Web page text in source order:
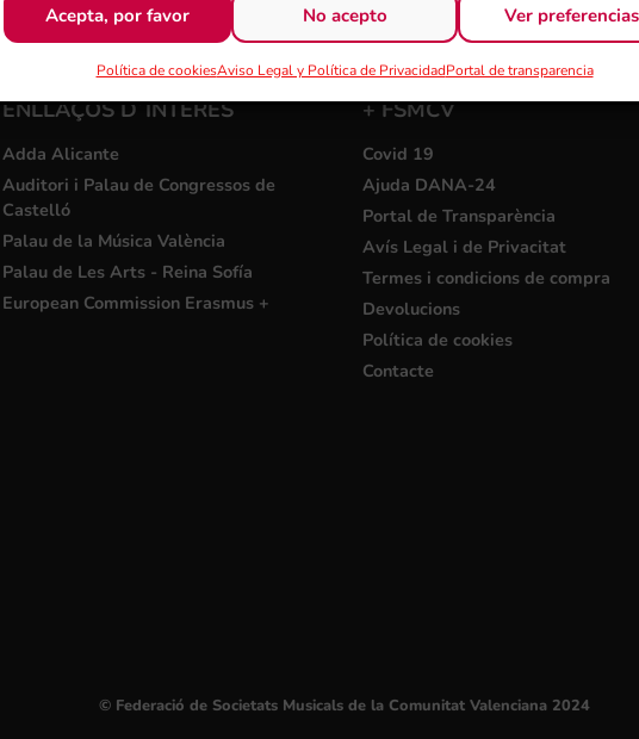
Acepta, por favor No acepto Ver preferencias
Política de cookiesAviso Legal y Política de PrivacidadPortal de transparencia
ENLLAÇOS D´INTERÉS
Adda Alicante
Auditori i Palau de Congressos de
Castelló
Palau de la Música València
Palau de Les Arts - Reina Sofía
European Commission Erasmus +
+ FSMCV
Covid 19
Ajuda DANA-24
Portal de Transparència
Avís Legal i de Privacitat
Termes i condicions de compra
Devolucions
Política de cookies
Contacte
© Federació de Societats Musicals de la Comunitat Valenciana 2024